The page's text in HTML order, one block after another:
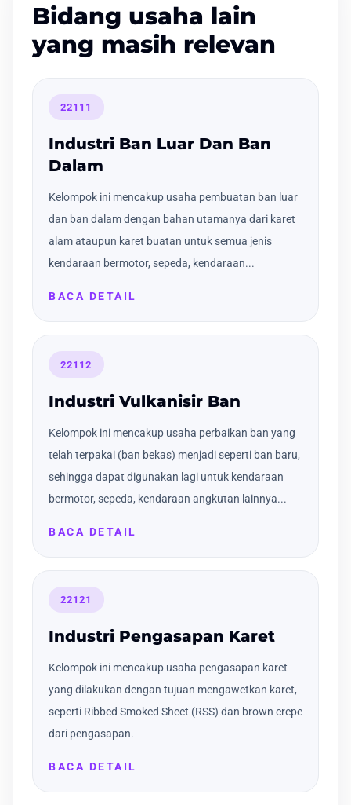
Bidang usaha lain
yang masih relevan
22111
Industri Ban Luar Dan Ban
Dalam
Kelompok ini mencakup usaha pembuatan ban luar
dan ban dalam dengan bahan utamanya dari karet
alam ataupun karet buatan untuk semua jenis
kendaraan bermotor, sepeda, kendaraan...
BACA DETAIL
22112
Industri Vulkanisir Ban
Kelompok ini mencakup usaha perbaikan ban yang
telah terpakai (ban bekas) menjadi seperti ban baru,
sehingga dapat digunakan lagi untuk kendaraan
bermotor, sepeda, kendaraan angkutan lainnya...
BACA DETAIL
22121
Industri Pengasapan Karet
Kelompok ini mencakup usaha pengasapan karet
yang dilakukan dengan tujuan mengawetkan karet,
seperti Ribbed Smoked Sheet (RSS) dan brown crepe
dari pengasapan.
BACA DETAIL